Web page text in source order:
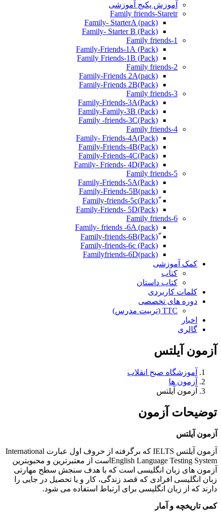
آموزش پکیج آموزشی
Family friends-Staretr
Family- StarterA (pack)
Family- Starter B (Pack)
Family friends-1
(Pack) Family-Friends-1A
(Pack) Family Friends-1B
Family friends-2
Family-Friends 2A(pack)
Family-Friends 2B(Pack)
Family friends-3
(Pack)Family-Friends-3A
Family-Family-3B (Pack)
Family -friends-3C(Pack)
Family friends-4
Family- Friends-4A(Pack)
Family-Friends-4B(Pack)
Family-Friends-4C(Pack)
(Pack)Family- Friends- 4D
Family friends-5
Family-Friends-5A(Pack)
(pack)Family-Friends-5B
ّ(Pack)Family-friends-5c
Family-Friends- 5D(Pack)
Family friends-6
Family- friends -6A (pack)
Family-friends-6c (Pack)
Familyfriends-6D(pack)
کمک آموزشی
کتاب
کتاب داستان
کلمات کاربردی
دوره های تخصصی
TTC (تربیت مدرس)
اخبار
گالری
آزمون آیلتس
آموزشگاه صبح انقلاب
آزمون ها
آزمون آیلتس
توضیحات آزمون
آزمون آیلتس
آزمون آیلتس IELTS که برگرفته از حروف اول عبارت International
English Language Testing Systemاست از معتبرترین و محبوبترین
آزمون های زبان انگلیسی است که با هدف سنجش سطح مهارتی
زبان انگلیسی افرادی که قصد زندگی، کار و یا تحصیل در جایی را
دارند که از زبان انگلیسی برای ارتباط استفاده می شود.
کمی تاریخچه و آمار